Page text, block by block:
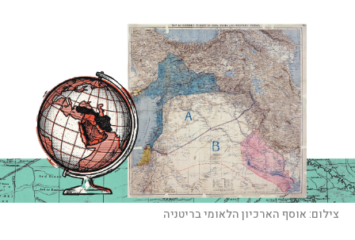
צילום:אוסף הארכיון הלאומי בריטניה